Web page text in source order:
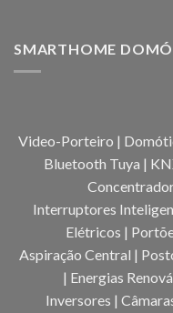
SMARTHOME
Video-Porteiro |
Bluetooth Tuya |
Interruptores
Elétricos |
Aspiração Central |
| Energias
Inversores |